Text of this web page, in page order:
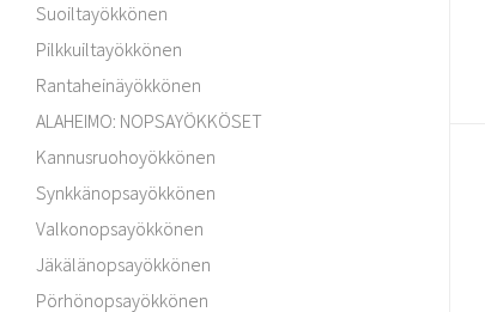
Suoiltayökkönen
Pilkkuiltayökkönen
Rantaheinäyökkönen
ALAHEIMO: NOPSAYÖKKÖSET
Kannusruohoyökkönen
Synkkänopsayökkönen
Valkonopsayökkönen
Jäkälänopsayökkönen
Pörhönopsayökkönen